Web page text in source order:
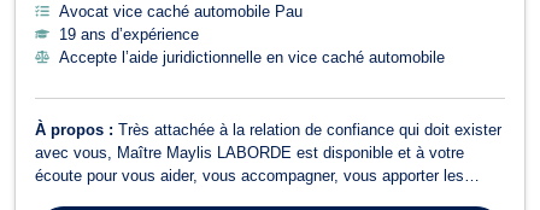
Avocat vice caché automobile Pau
19 ans d’expérience
Accepte l’aide juridictionnelle en vice caché automobile
À propos : Très attachée à la relation de confiance qui doit exister
avec vous, Maître Maylis LABORDE est disponible et à votre
écoute pour vous aider, vous accompagner, vous apporter les